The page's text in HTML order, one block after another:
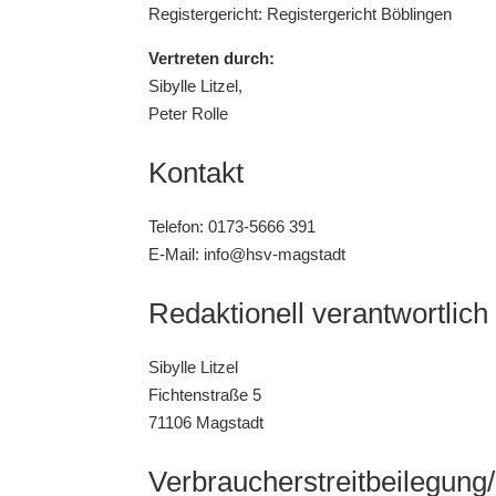
Registergericht: Registergericht Böblingen
Vertreten durch:
Sibylle Litzel,
Peter Rolle
Kontakt
Telefon: 0173-5666 391
E-Mail: info@hsv-magstadt
Redaktionell verantwortlich
Sibylle Litzel
Fichtenstraße 5
71106 Magstadt